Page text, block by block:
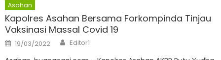
Asahan
Kapolres Asahan Bersama Forkompinda Tinjau
Vaksinasi Massal Covid 19
Posted
on
19/03/2022 Author
Editor1